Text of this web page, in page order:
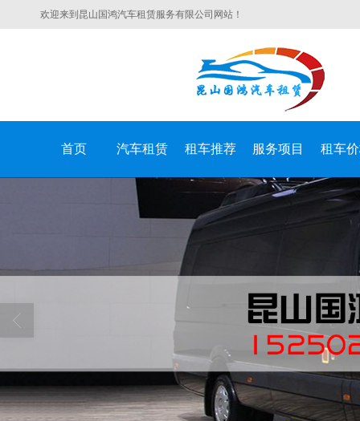
欢迎来到昆山国鸿汽车租赁服务有限公司网站！
昆山国鸿汽车租赁服务有限公司
首页 汽车租赁 租车推荐 服务项目 租车